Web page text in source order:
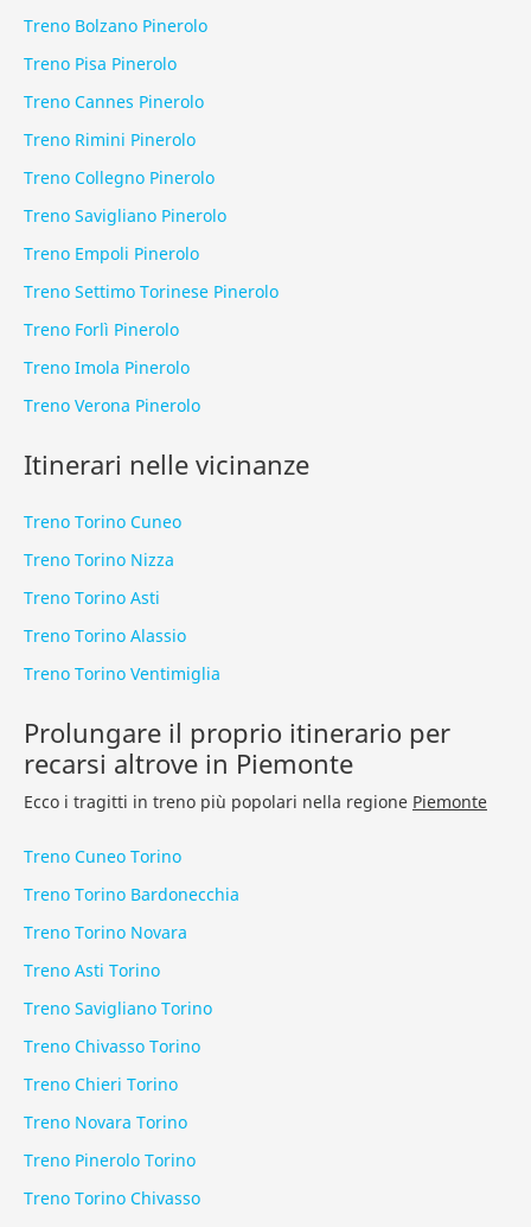
Treno Bolzano Pinerolo
Treno Pisa Pinerolo
Treno Cannes Pinerolo
Treno Rimini Pinerolo
Treno Collegno Pinerolo
Treno Savigliano Pinerolo
Treno Empoli Pinerolo
Treno Settimo Torinese Pinerolo
Treno Forlì Pinerolo
Treno Imola Pinerolo
Treno Verona Pinerolo
Itinerari nelle vicinanze
Treno Torino Cuneo
Treno Torino Nizza
Treno Torino Asti
Treno Torino Alassio
Treno Torino Ventimiglia
Prolungare il proprio itinerario per
recarsi altrove in Piemonte
Ecco i tragitti in treno più popolari nella regione Piemonte
Treno Cuneo Torino
Treno Torino Bardonecchia
Treno Torino Novara
Treno Asti Torino
Treno Savigliano Torino
Treno Chivasso Torino
Treno Chieri Torino
Treno Novara Torino
Treno Pinerolo Torino
Treno Torino Chivasso